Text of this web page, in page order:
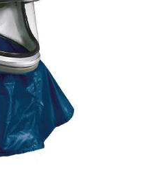
für Pizza und Braten